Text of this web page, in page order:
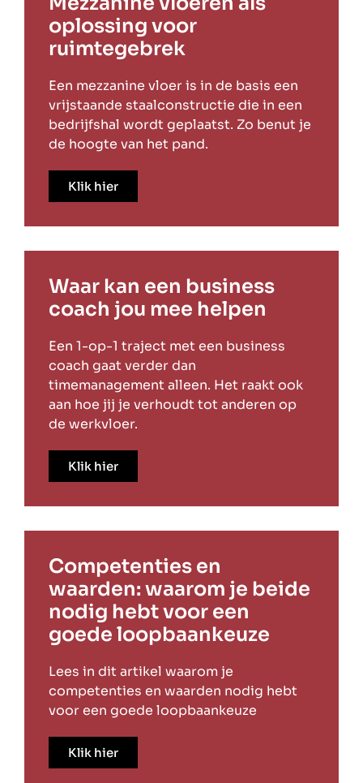
oplossing voor
ruimtegebrek
Een mezzanine vloer is in de basis een
vrijstaande staalconstructie die in een
bedrijfshal wordt geplaatst. Zo benut je
de hoogte van het pand.
Klik hier
Waar kan een business
coach jou mee helpen
Een 1-op-1 traject met een business
coach gaat verder dan
timemanagement alleen. Het raakt ook
aan hoe jij je verhoudt tot anderen op
de werkvloer.
Klik hier
Competenties en
waarden: waarom je beide
nodig hebt voor een
goede loopbaankeuze
Lees in dit artikel waarom je
competenties en waarden nodig hebt
voor een goede loopbaankeuze
Klik hier